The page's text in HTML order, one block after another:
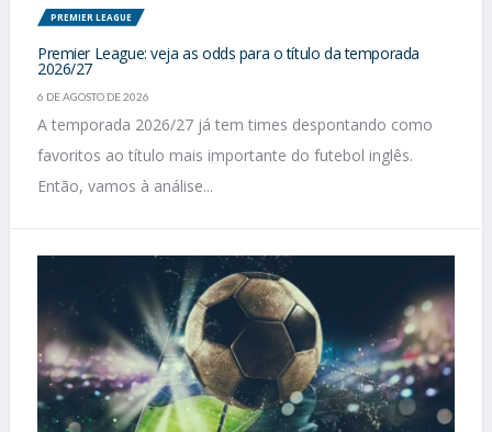
PREMIER LEAGUE
Premier League: veja as odds para o título da temporada
2026/27
6 DE AGOSTO DE 2026
A temporada 2026/27 já tem times despontando como
favoritos ao título mais importante do futebol inglês.
Então, vamos à análise...